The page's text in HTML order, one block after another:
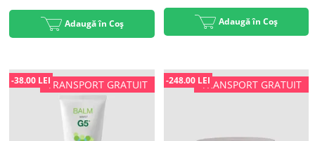
Adaugă în Coș Adaugă în Coș
-38.00 LEI -248.00 LEI